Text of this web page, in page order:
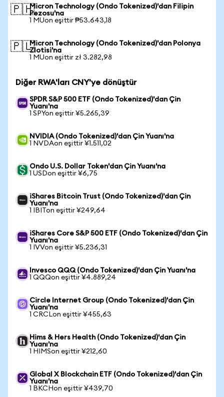
🇵🇭Micron Technology (Ondo Tokenized)'dan Filipin
Pezosu'na
1 MUon eşittir ₱53.643,18
🇵🇱Micron Technology (Ondo Tokenized)'dan Polonya
Zlotisi'na
1 MUon eşittir zł 3.282,98
Diğer RWA'ları CNY'ye dönüştür
SPDR S&P 500 ETF (Ondo Tokenized)'dan Çin
Yuanı'na
1 SPYon eşittir ¥5.265,39
NVIDIA (Ondo Tokenized)'dan Çin Yuanı'na
1 NVDAon eşittir ¥1.511,02
Ondo U.S. Dollar Token'dan Çin Yuanı'na
1 USDon eşittir ¥6,75
iShares Bitcoin Trust (Ondo Tokenized)'dan Çin
Yuanı'na
1 IBITon eşittir ¥249,64
iShares Core S&P 500 ETF (Ondo Tokenized)'dan Çin
Yuanı'na
1 IVVon eşittir ¥5.236,31
Invesco QQQ (Ondo Tokenized)'dan Çin Yuanı'na
1 QQQon eşittir ¥4.889,24
Circle Internet Group (Ondo Tokenized)'dan Çin
Yuanı'na
1 CRCLon eşittir ¥455,63
Hims & Hers Health (Ondo Tokenized)'dan Çin
Yuanı'na
1 HIMSon eşittir ¥212,60
Global X Blockchain ETF (Ondo Tokenized)'dan Çin
Yuanı'na
1 BKCHon eşittir ¥439,70